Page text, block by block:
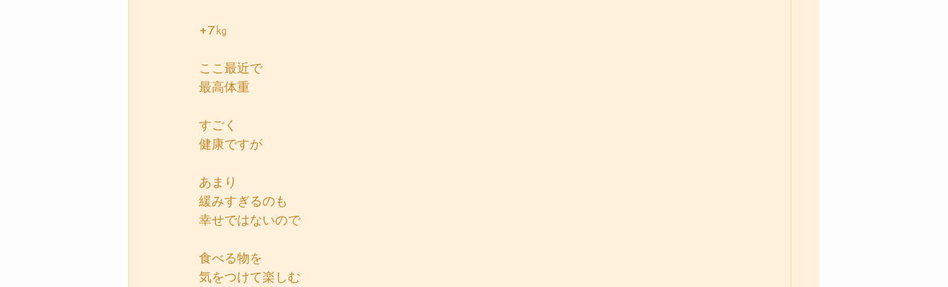
+7㎏
ここ最近で
最高体重
すごく
健康ですが
あまり
緩みすぎるのも
幸せではないので
食べる物を
気をつけて楽しむ